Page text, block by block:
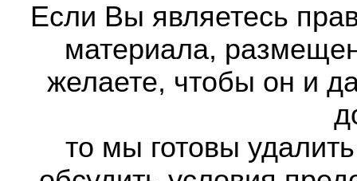
Если Вы являетесь
материала,
желаете, чтобы он и
то мы готовы